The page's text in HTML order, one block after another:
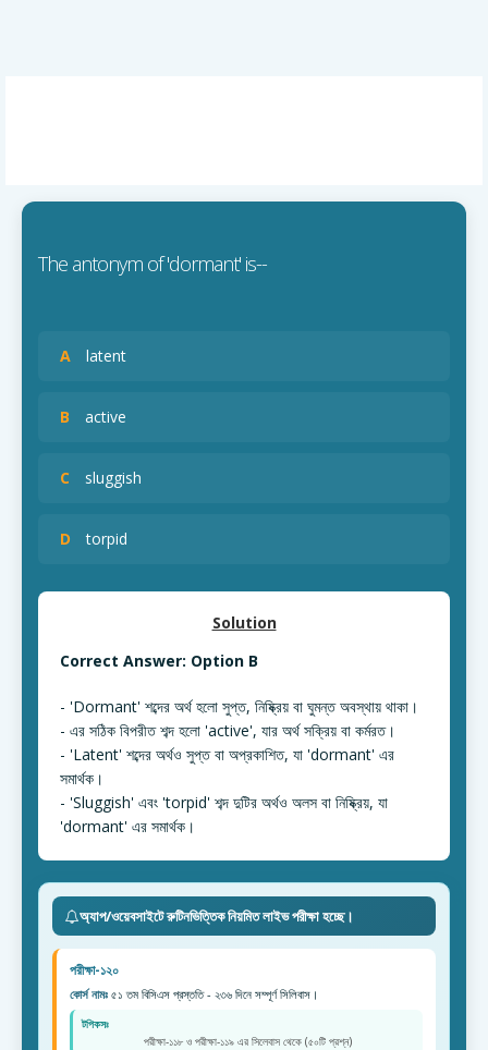
The antonym of 'dormant' is--
A latent
B active
C sluggish
D torpid
Solution
Correct Answer: Option B
- 'Dormant' শব্দের অর্থ হলো সুপ্ত, নিষ্ক্রিয় বা ঘুমন্ত অবস্থায় থাকা।
- এর সঠিক বিপরীত শব্দ হলো 'active', যার অর্থ সক্রিয় বা কর্মরত।
- 'Latent' শব্দের অর্থও সুপ্ত বা অপ্রকাশিত, যা 'dormant' এর
সমার্থক।
- 'Sluggish' এবং 'torpid' শব্দ দুটির অর্থও অলস বা নিষ্ক্রিয়, যা
'dormant' এর সমার্থক।
অ্যাপ/ওয়েবসাইটে রুটিনভিত্তিক নিয়মিত লাইভ পরীক্ষা হচ্ছে।
পরীক্ষা-১২০
কোর্স নামঃ ৫১ তম বিসিএস প্রস্ততি - ২৩৬ দিনে সম্পূর্ণ সিলিবাস।
টপিকসঃ
পরীক্ষা-১১৮ ও পরীক্ষা-১১৯ এর সিলেবাস থেকে (৫০টি প্রশ্ন)